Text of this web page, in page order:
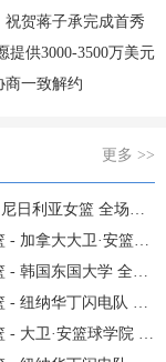
贺蒋子承完成首秀
提供3000-3500万美元
商一致解约
更多 >>
利亚女篮 全场录像
·安篮球学院 全场录像
东国大学 全场录像
丁闪电队 全场录像
安篮球学院 全场录像